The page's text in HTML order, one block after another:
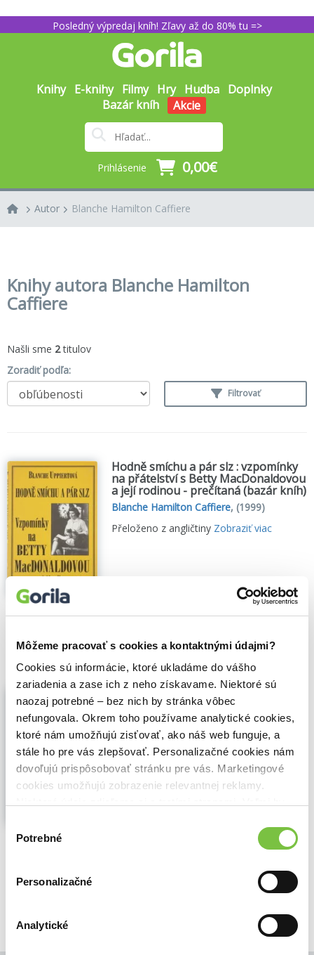
Môžeme pracovať s cookies a kontaktnými údajmi?
Cookies sú informácie, ktoré ukladáme do vášho
zariadenia a zase ich z neho získavame. Niektoré sú
naozaj potrebné – bez nich by stránka vôbec
nefungovala. Okrem toho používame analytické cookies,
ktoré nám umožňujú zisťovať, ako náš web funguje, a
stále ho pre vás zlepšovať. Personalizačné cookies nám
dovoľujú prispôsobovať stránku pre vás. Marketingové
cookies umožňujú zobrazenie relevantnej reklamy.
cookies.
súhlasu
Potrebné
Personalizačné
Analytické
Posledný výpredaj kníh! Zľavy až do 80% tu =>
Knihy E-knihy Filmy Hry Hudba Doplnky
Bazár kníh
Akcie
Prihlásenie 0,00€
Autor Blanche Hamilton Caffiere
Knihy autora Blanche Hamilton
Caffiere
Našli sme 2titulov
Zoradiť podľa:
Filtrovať
Hodně smíchu a pár slz : vzpomínky
na přátelství s Betty MacDonaldovou
a její rodinou - prečítaná (bazár kníh)
Blanche Hamilton Caffiere, (1999)
Přeloženo z angličtiny Zobraziť viac
2,29€ Do košíka
Hodně smíchu a pár slz : vzpomínky
na přátelství s Betty MacDonaldovou
a její rodinou - prečítaná (bazár kníh)
Blanche Hamilton Caffiere ,(1999)
Přeloženo z angličtinyZobraziť viac